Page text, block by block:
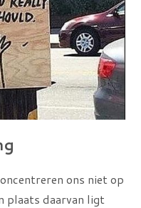
ons niet op
plaats daarvan ligt